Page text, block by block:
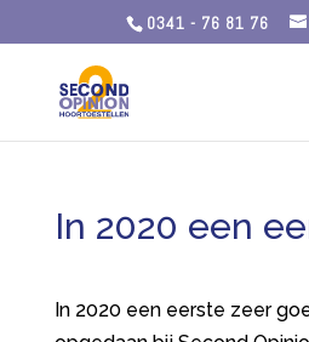
0341 - 76 81 76
In 2020 een
In 2020 een eerste zeer